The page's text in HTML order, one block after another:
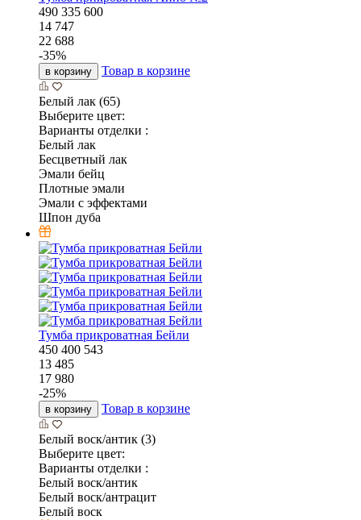
490 335 600
14 747
22 688
-35%
в корзину Товар в корзине
Белый лак (65)
Выберите цвет:
Варианты отделки :
Белый лак
Бесцветный лак
Эмали бейц
Плотные эмали
Эмали с эффектами
Шпон дуба
Тумба прикроватная Бейли
450 400 543
13 485
17 980
-25%
в корзину Товар в корзине
Белый воск/антик (3)
Выберите цвет:
Варианты отделки :
Белый воск/антик
Белый воск/антрацит
Белый воск